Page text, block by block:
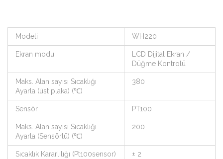
Modeli WH220
Ekran modu
LCD Dijital Ekran /
Düğme Kontrolü
Maks. Alan sayısı Sıcaklığı
Ayarla (üst plaka) (℃)
380
Sensör PT100
Maks. Alan sayısı Sıcaklığı
Ayarla (Sensörlü) (℃)
200
Sıcaklık Kararlılığı (Pt100sensor)
± 2